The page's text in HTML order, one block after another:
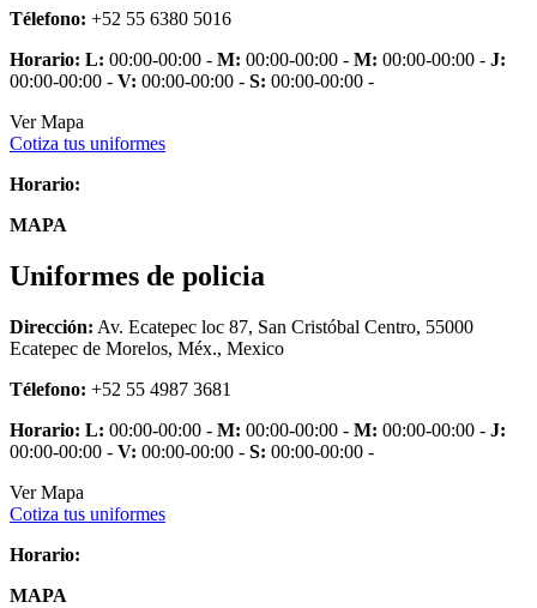
Télefono: +52 55 6380 5016
Horario: L: 00:00-00:00 - M: 00:00-00:00 - M: 00:00-00:00 - J:
00:00-00:00 - V: 00:00-00:00 - S: 00:00-00:00 -
Ver Mapa
Cotiza tus uniformes
Horario:
MAPA
Uniformes de policia
Dirección: Av. Ecatepec loc 87, San Cristóbal Centro, 55000
Ecatepec de Morelos, Méx., Mexico
Télefono: +52 55 4987 3681
Horario: L: 00:00-00:00 - M: 00:00-00:00 - M: 00:00-00:00 - J:
00:00-00:00 - V: 00:00-00:00 - S: 00:00-00:00 -
Ver Mapa
Cotiza tus uniformes
Horario:
MAPA